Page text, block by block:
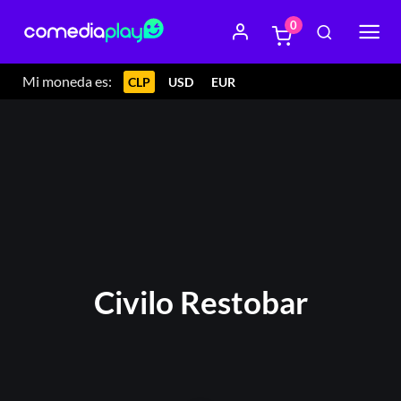
Mi moneda es: CLP USD EUR
0
Civilo Restobar